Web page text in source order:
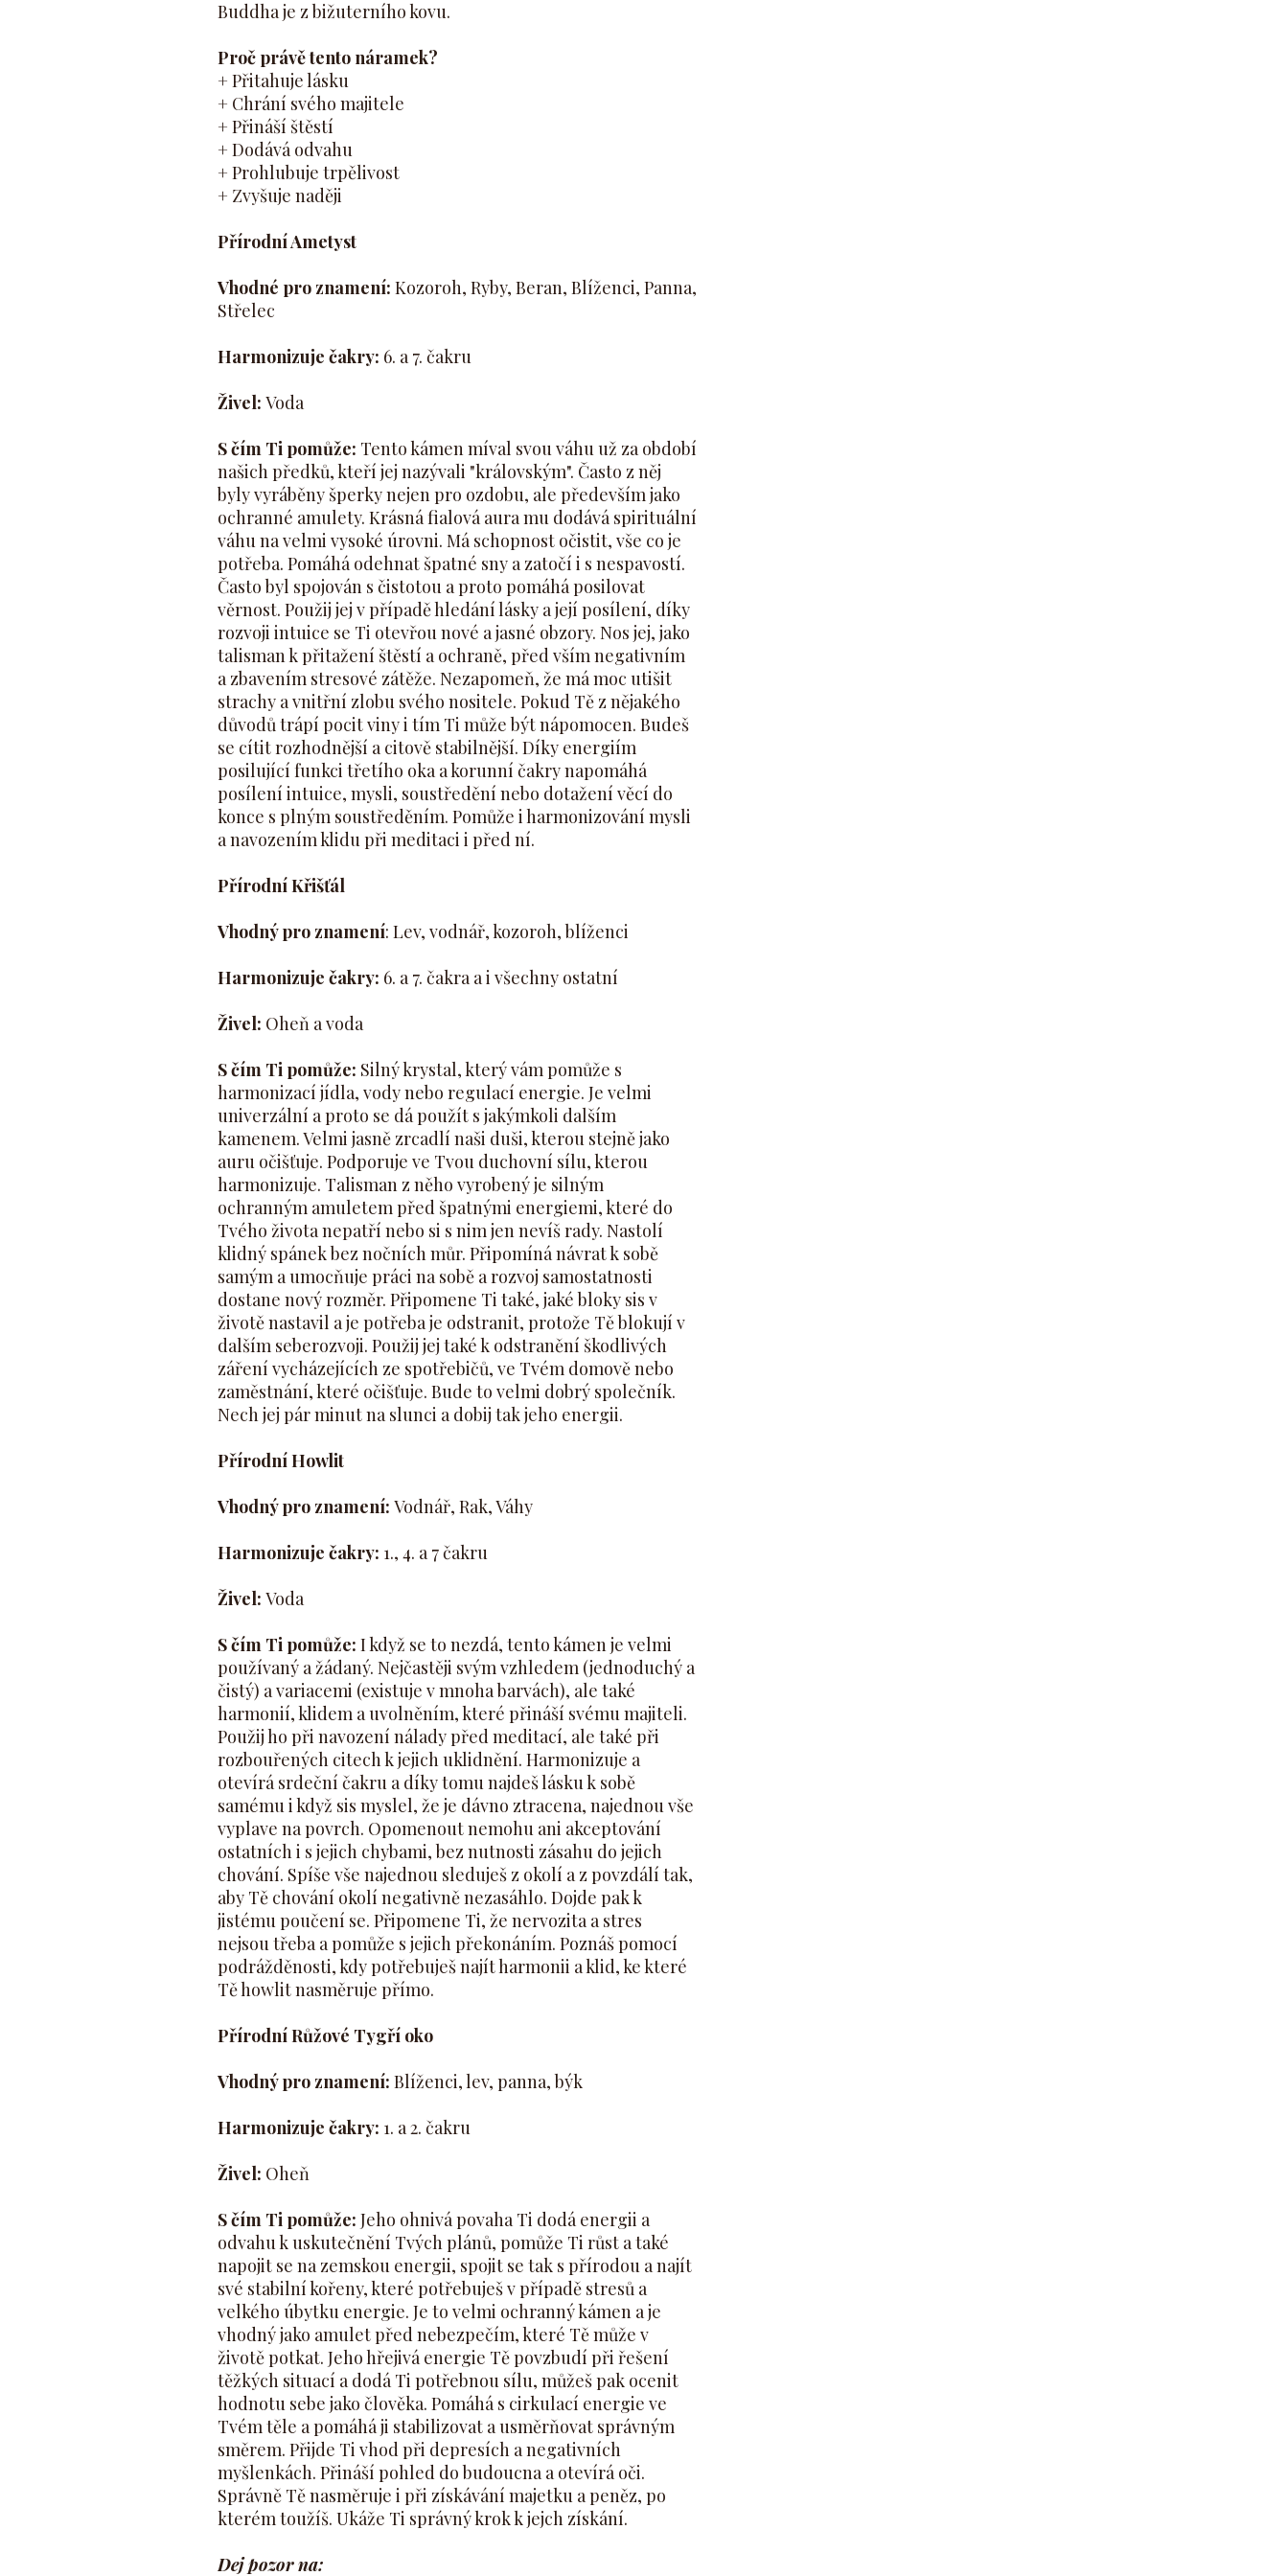
Buddha je z bižuterního kovu.
Proč právě tento náramek?
+ Přitahuje lásku
+ Chrání svého majitele
+ Přináší štěstí
+ Dodává odvahu
+ Prohlubuje trpělivost
+ Zvyšuje naději
Přírodní Ametyst
Vhodné pro znamení: Kozoroh, Ryby, Beran, Blíženci, Panna,
Střelec
Harmonizuje čakry: 6. a 7. čakru
Živel: Voda
S čím Ti pomůže: Tento kámen míval svou váhu už za období
našich předků, kteří jej nazývali "královským". Často z něj
byly vyráběny šperky nejen pro ozdobu, ale především jako
ochranné amulety. Krásná fialová aura mu dodává spirituální
váhu na velmi vysoké úrovni. Má schopnost očistit, vše co je
potřeba. Pomáhá odehnat špatné sny a zatočí i s nespavostí.
Často byl spojován s čistotou a proto pomáhá posilovat
věrnost. Použij jej v případě hledání lásky a její posílení, díky
rozvoji intuice se Ti otevřou nové a jasné obzory. Nos jej, jako
talisman k přitažení štěstí a ochraně, před vším negativním
a zbavením stresové zátěže. Nezapomeň, že má moc utišit
strachy a vnitřní zlobu svého nositele. Pokud Tě z nějakého
důvodů trápí pocit viny i tím Ti může být nápomocen. Budeš
se cítit rozhodnější a citově stabilnější. Díky energiím
posilující funkci třetího oka a korunní čakry napomáhá
posílení intuice, mysli, soustředění nebo dotažení věcí do
konce s plným soustředěním. Pomůže i harmonizování mysli
a navozením klidu při meditaci i před ní.
Přírodní Křišťál
Vhodný pro znamení: Lev, vodnář, kozoroh, blíženci
Harmonizuje čakry: 6. a 7. čakra a i všechny ostatní
Živel: Oheň a voda
S čím Ti pomůže: Silný krystal, který vám pomůže s
harmonizací jídla, vody nebo regulací energie. Je velmi
univerzální a proto se dá použít s jakýmkoli dalším
kamenem. Velmi jasně zrcadlí naši duši, kterou stejně jako
auru očišťuje. Podporuje ve Tvou duchovní sílu, kterou
harmonizuje. Talisman z něho vyrobený je silným
ochranným amuletem před špatnými energiemi, které do
Tvého života nepatří nebo si s nim jen nevíš rady. Nastolí
klidný spánek bez nočních můr. Připomíná návrat k sobě
samým a umocňuje práci na sobě a rozvoj samostatnosti
dostane nový rozměr. Připomene Ti také, jaké bloky sis v
životě nastavil a je potřeba je odstranit, protože Tě blokují v
dalším seberozvoji. Použij jej také k odstranění škodlivých
záření vycházejících ze spotřebičů, ve Tvém domově nebo
zaměstnání, které očišťuje. Bude to velmi dobrý společník.
Nech jej pár minut na slunci a dobij tak jeho energii.
Přírodní Howlit
Vhodný pro znamení: Vodnář, Rak, Váhy
Harmonizuje čakry: 1., 4. a 7 čakru
Živel: Voda
S čím Ti pomůže: I když se to nezdá, tento kámen je velmi
používaný a žádaný. Nejčastěji svým vzhledem (jednoduchý a
čistý) a variacemi (existuje v mnoha barvách), ale také
harmonií, klidem a uvolněním, které přináší svému majiteli.
Použij ho při navození nálady před meditací, ale také při
rozbouřených citech k jejich uklidnění. Harmonizuje a
otevírá srdeční čakru a díky tomu najdeš lásku k sobě
samému i když sis myslel, že je dávno ztracena, najednou vše
vyplave na povrch. Opomenout nemohu ani akceptování
ostatních i s jejich chybami, bez nutnosti zásahu do jejich
chování. Spíše vše najednou sleduješ z okolí a z povzdálí tak,
aby Tě chování okolí negativně nezasáhlo. Dojde pak k
jistému poučení se. Připomene Ti, že nervozita a stres
nejsou třeba a pomůže s jejich překonáním. Poznáš pomocí
podrážděnosti, kdy potřebuješ najít harmonii a klid, ke které
Tě howlit nasměruje přímo.
Přírodní Růžové Tygří oko
Vhodný pro znamení: Blíženci, lev, panna, býk
Harmonizuje čakry: 1. a 2. čakru
Živel: Oheň
S čím Ti pomůže: Jeho ohnivá povaha Ti dodá energii a
odvahu k uskutečnění Tvých plánů, pomůže Ti růst a také
napojit se na zemskou energii, spojit se tak s přírodou a najít
své stabilní kořeny, které potřebuješ v případě stresů a
velkého úbytku energie. Je to velmi ochranný kámen a je
vhodný jako amulet před nebezpečím, které Tě může v
životě potkat. Jeho hřejivá energie Tě povzbudí při řešení
těžkých situací a dodá Ti potřebnou sílu, můžeš pak ocenit
hodnotu sebe jako člověka. Pomáhá s cirkulací energie ve
Tvém těle a pomáhá ji stabilizovat a usměrňovat správným
směrem. Přijde Ti vhod při depresích a negativních
myšlenkách. Přináší pohled do budoucna a otevírá oči.
Správně Tě nasměruje i při získávání majetku a peněz, po
kterém toužíš. Ukáže Ti správný krok k jejch získání.
Dej pozor na: